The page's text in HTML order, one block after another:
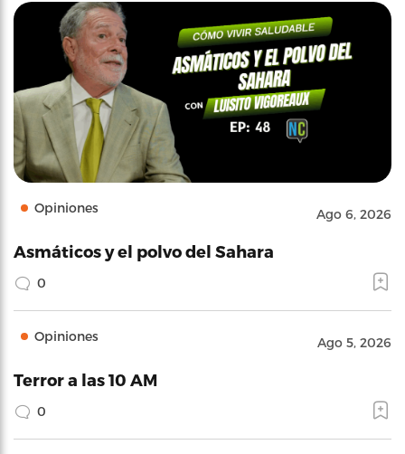
Opiniones Ago 6, 2026
Asmáticos y el polvo del Sahara
0
Opiniones Ago 5, 2026
Terror a las 10 AM
0